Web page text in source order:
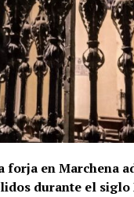
forja en Marchena
durante el